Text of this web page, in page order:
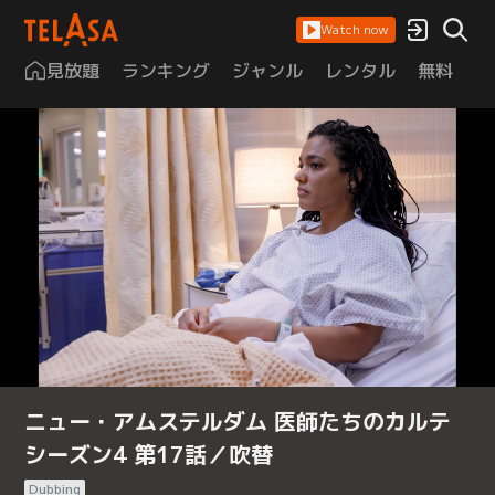
Watch now
見放題 ランキング ジャンル レンタル 無料
ニュー・アムステルダム 医師たちのカルテ
シーズン4 第17話／吹替
Dubbing